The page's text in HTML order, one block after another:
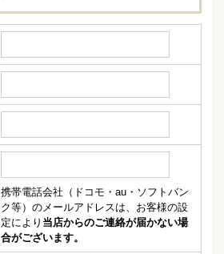
携帯電話会社（ドコモ・au・ソフトバン
ク等）のメールアドレスは、お客様の設
定により 当店からのご連絡が届かない場
合がございます。